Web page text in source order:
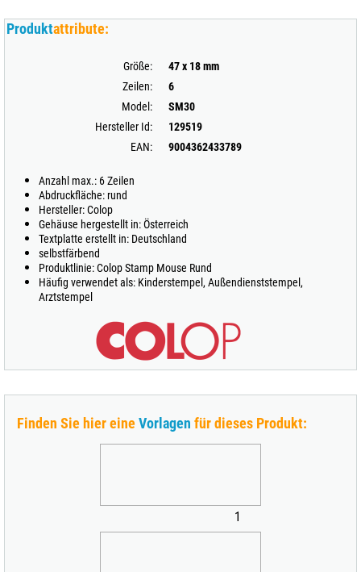
Produktattribute:
Größe:
47 x 18 mm
Zeilen:
6
Model:
SM30
Hersteller Id:
129519
EAN:
9004362433789
Anzahl max.: 6 Zeilen
Abdruckfläche: rund
Hersteller: Colop
Gehäuse hergestellt in: Österreich
Textplatte erstellt in: Deutschland
selbstfärbend
Produktlinie: Colop Stamp Mouse Rund
Häufig verwendet als: Kinderstempel, Außendienststempel,
Arztstempel
Finden Sie hier eineVorlagen für dieses Produkt:
1